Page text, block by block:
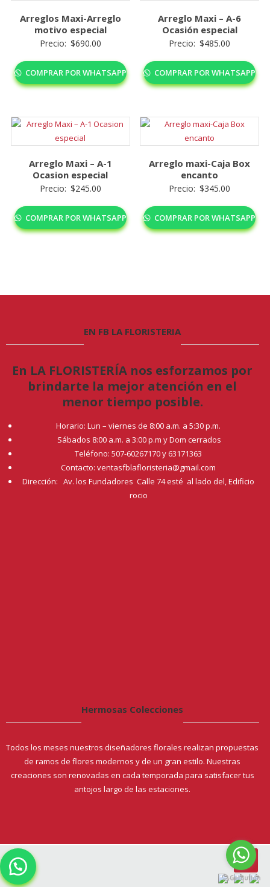
Arreglos Maxi-Arreglo
motivo especial
Precio: $690.00
COMPRAR POR WHATSAPP
Arreglo Maxi – A-6
Ocasión especial
Precio: $485.00
COMPRAR POR WHATSAPP
Arreglo Maxi – A-1
Ocasion especial
Precio: $245.00
COMPRAR POR WHATSAPP
Arreglo maxi-Caja Box
encanto
Precio: $345.00
COMPRAR POR WHATSAPP
EN FB LA FLORISTERIA
En LA FLORISTERÍA nos esforzamos por
brindarte la mejor atención en el
menor tiempo posible.
Horario: Lun – viernes de 8:00 a.m. a 5:30 p.m.
Sábados 8:00 a.m. a 3:00 p.m y Dom cerrados
Teléfono: 507-60267170 y 63171363
Contacto: ventasfblafloristeria@gmail.com
Dirección: Av. los Fundadores Calle 74 esté al lado del, Edificio
rocio
Hermosas Colecciones
Todos los meses nuestros diseñadores florales realizan propuestas
de ramos de flores modernos y de un gran estilo. Nuestras
creaciones son renovadas en cada temporada para satisfacer tus
antojos largo de las estaciones.